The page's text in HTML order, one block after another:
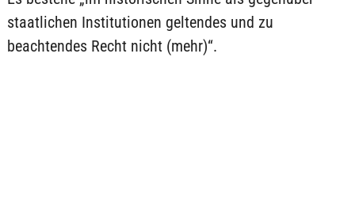
staatlichen Institutionen geltendes und zu
beachtendes Recht nicht (mehr)“.